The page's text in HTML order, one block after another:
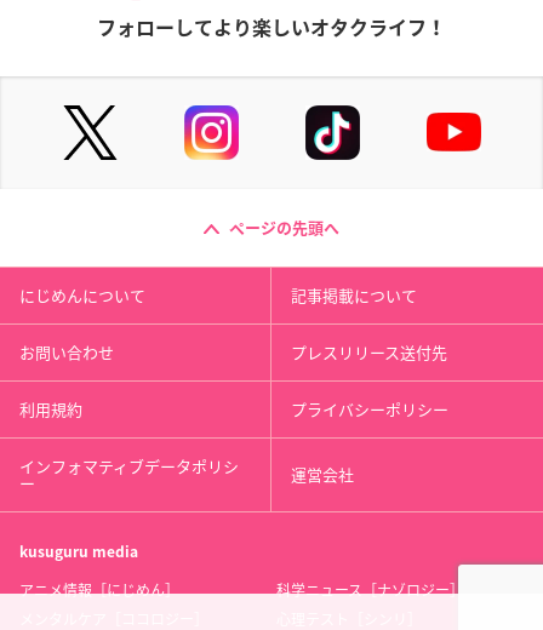
フォローしてより楽しいオタクライフ！
ページの先頭へ
にじめんについて 記事掲載について
お問い合わせ プレスリリース送付先
利用規約 プライバシーポリシー
インフォマティブデータポリシ
ー 運営会社
kusuguru media
アニメ情報［にじめん］
科学ニュース［ナゾロジー］